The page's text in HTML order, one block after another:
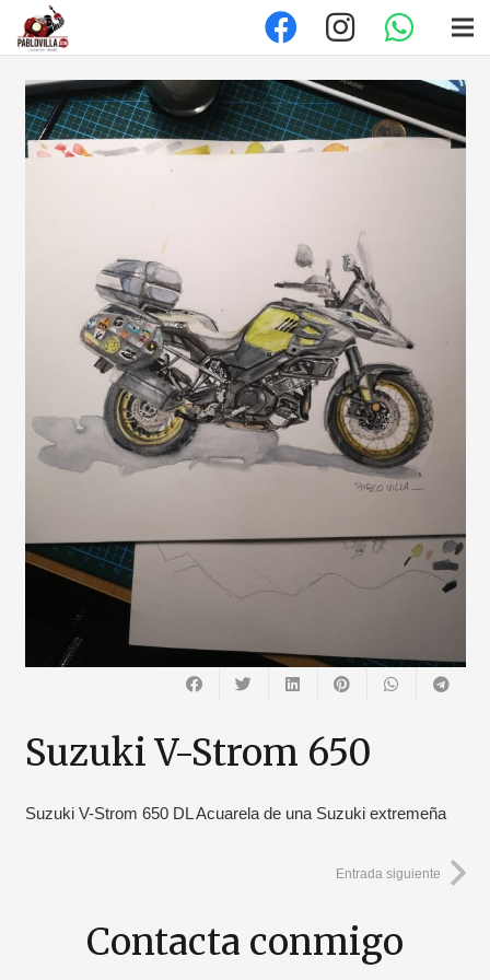
Suzuki V-Strom 650
Suzuki V-Strom 650 DL Acuarela de una Suzuki extremeña
Entrada siguiente
Contacta conmigo